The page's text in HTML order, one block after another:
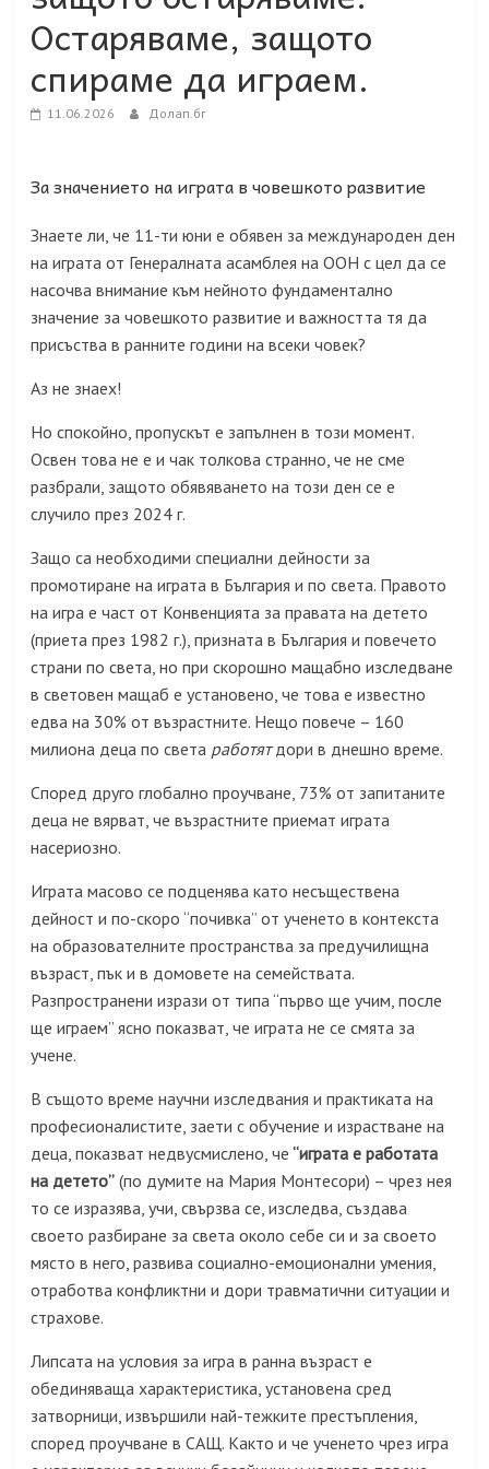
Остаряваме, защото
спираме да играем.
11.06.2026 Долап.бг
За значението на играта в човешкото развитие
Знаете ли, че 11-ти юни е обявен за международен ден
на играта от Генералната асамблея на ООН с цел да се
насочва внимание към нейното фундаментално
значение за човешкото развитие и важността тя да
присъства в ранните години на всеки човек?
Аз не знаех!
Но спокойно, пропускът е запълнен в този момент.
Освен това не е и чак толкова странно, че не сме
разбрали, защото обявяването на този ден се е
случило през 2024 г.
Защо са необходими специални дейности за
промотиране на играта в България и по света. Правото
на игра е част от Конвенцията за правата на детето
(приета през 1982 г.), призната в България и повечето
страни по света, но при скорошно мащабно изследване
в световен мащаб е установено, че това е известно
едва на 30% от възрастните. Нещо повече – 160
милиона деца по света работятдори в днешно време.
Според друго глобално проучване, 73% от запитаните
деца не вярват, че възрастните приемат играта
насериозно.
Играта масово се подценява като несъществена
дейност и по-скоро “почивка” от ученето в контекста
на образователните пространства за предучилищна
възраст, пък и в домовете на семействата.
Разпространени изрази от типа “първо ще учим, после
ще играем” ясно показват, че играта не се смята за
учене.
В същото време научни изследвания и практиката на
професионалистите, заети с обучение и израстване на
деца, показват недвусмислено, че “играта е работата
на детето” (по думите на Мария Монтесори) – чрез нея
то се изразява, учи, свързва се, изследва, създава
своето разбиране за света около себе си и за своето
място в него, развива социално-емоционални умения,
отработва конфликтни и дори травматични ситуации и
страхове.
Липсата на условия за игра в ранна възраст е
обединяваща характеристика, установена сред
затворници, извършили най-тежките престъпления,
според проучване в САЩ. Както и че ученето чрез игра